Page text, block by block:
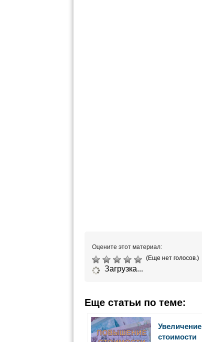
Оцените этот материал:
(Еще нет голосов.)
Загрузка...
Еще статьи по теме:
Увеличение
стоимости